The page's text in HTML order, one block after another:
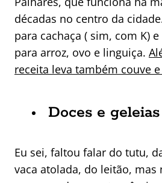
décadas no centro da
para cachaça ( sim, com K)
para arroz, ovo e linguiça.
receita leva também couve
Doces e
Eu sei, faltou falar do tutu,
vaca atolada, do leitão, mas